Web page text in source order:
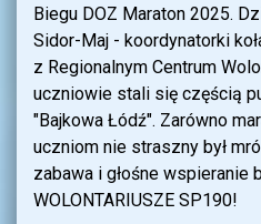
Biegu DOZ Maraton 2025.
Sidor-Maj - koordynatorki
z Regionalnym Centrum
uczniowie stali się częścią
"Bajkowa Łódź". Zarówno
uczniom nie straszny był
zabawa i głośne wspieranie
WOLONTARIUSZE SP190!